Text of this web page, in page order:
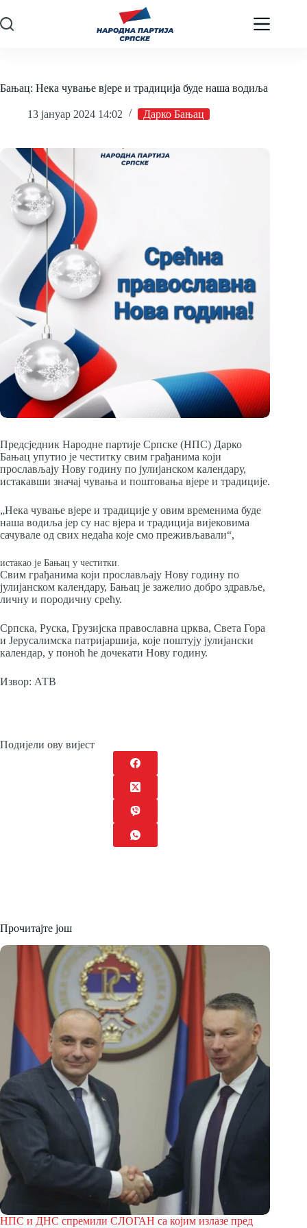
to
content
Бањац: Нека чување вјере и традиција буде наша водиља
13 јануар 2024 14:02 Дарко Бањац
Предсједник Народне партије Српске (НПС) Дарко
Бањац упутио је честитку свим грађанима који
прослављају Нову годину по јулијанском календару,
истакавши значај чувања и поштовања вјере и традиције.
„Нека чување вјере и традиције у овим временима буде
наша водиља јер су нас вјера и традиција вијековима
сачувале од свих недаћа које смо преживљавали“,
истакао је Бањац у честитки.
Свим грађанима који прослављају Нову годину по
јулијанском календару, Бањац је зажелио добро здравље,
личну и породичну срећу.
Српска, Руска, Грузијска православна црква, Света Гора
и Јерусалимска патријаршија, које поштују јулијански
календар, у поноћ ће дочекати Нову годину.
Извор: АТВ
Подијели ову вијест
Прочитајте још
НПС и ДНС спремили СЛОГАН са којим излазе пред